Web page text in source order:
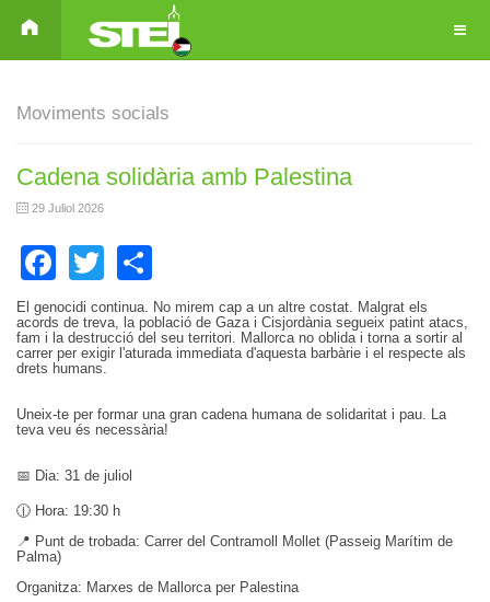
Moviments socials
Cadena solidària amb Palestina
29 Juliol 2026
Facebook
Twitter
El genocidi continua. No mirem cap a un altre costat. Malgrat els
acords de treva, la població de Gaza i Cisjordània segueix patint atacs,
fam i la destrucció del seu territori. Mallorca no oblida i torna a sortir al
carrer per exigir l'aturada immediata d'aquesta barbàrie i el respecte als
drets humans.
Uneix-te per formar una gran cadena humana de solidaritat i pau. La
teva veu és necessària!
📅 Dia: 31 de juliol
🕧 Hora: 19:30 h
📍 Punt de trobada: Carrer del Contramoll Mollet (Passeig Marítim de
Palma)
Organitza: Marxes de Mallorca per Palestina